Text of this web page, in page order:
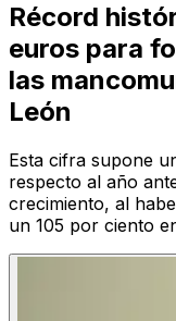
Récord
euros para
las
León
Esta cifra supone
respecto al año
crecimiento, al
un 105 por ciento